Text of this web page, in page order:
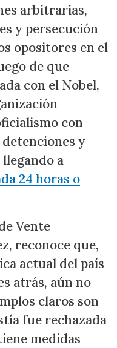
arbitrarias,
y persecución
opositores en el
de que
con el Nobel,
con
y
a
24 horas o
Vente
reconoce que,
actual del país
atrás, aún no
claros son
fue rechazada
medidas